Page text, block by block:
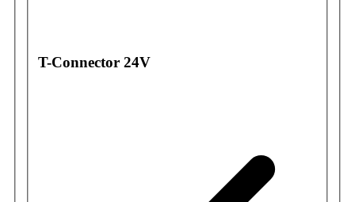
T-Connector 24V